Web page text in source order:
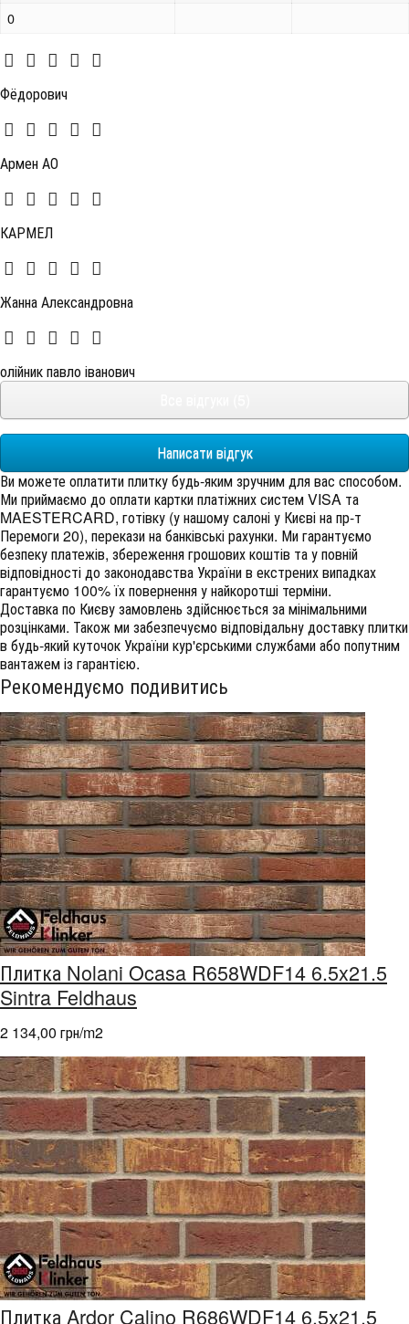
0
Фёдорович
Армен АО
КАРМЕЛ
Жанна Александровна
олійник павло іванович
Написати відгук
Ви можете оплатити плитку будь-яким зручним для вас способом.
Ми приймаємо до оплати картки платіжних систем VISA та
MAESTERCARD, готівку (у нашому салоні у Києві на пр-т
Перемоги 20), перекази на банківські рахунки. Ми гарантуємо
безпеку платежів, збереження грошових коштів та у повній
відповідності до законодавства України в екстрених випадках
гарантуємо 100% їх повернення у найкоротші терміни.
Доставка по Києву замовлень здійснюється за мінімальними
розцінками. Також ми забезпечуємо відповідальну доставку плитки
в будь-який куточок України кур'єрськими службами або попутним
вантажем із гарантією.
Рекомендуємо подивитись
Плитка Nolani Ocasa R658WDF14 6.5x21.5
Sintra Feldhaus
2 134,00 грн/m2
Плитка Ardor Calino R686WDF14 6.5x21.5